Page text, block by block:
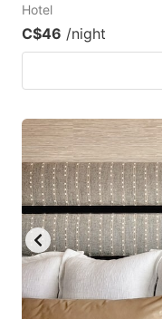
Hotel
C$46 /night